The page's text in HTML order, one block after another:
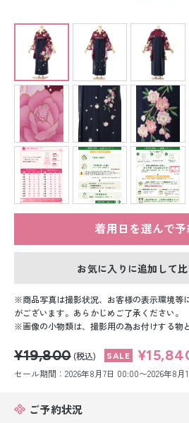
ジュニア着物レンタル
ジュニア洋装レンタル
ベビー洋装レンタル
紋付袴レンタル
留袖レンタル
スーツレンタル
色打掛&紋付袴レンタル
白無垢&紋付袴レンタル
小物販売品
着用日を選んで予
お気に入りに追加して
商品写真は撮影状況、お客様の表示環境等
がございます。あらかじめご了承ください。
画像の小物類は、撮影用の為お付けする物
¥19,800 (税込)
セール期間：2026年8月7日 00:00〜2026年8月
ご予約状況